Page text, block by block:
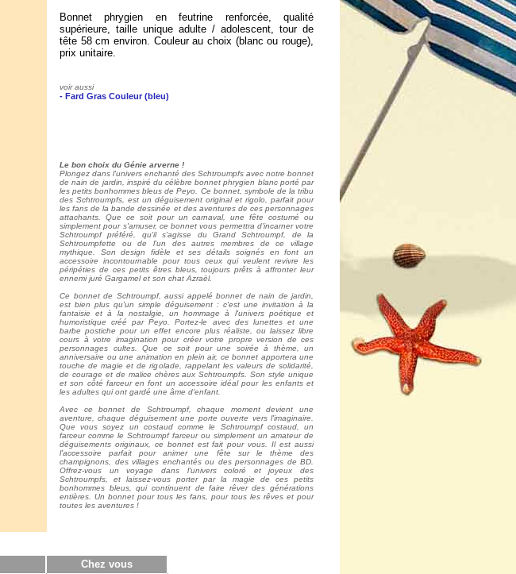
Bonnet phrygien en feutrine renforcée, qualité
supérieure, taille unique adulte / adolescent, tour de
tête 58 cm environ. Couleur au choix (blanc ou rouge),
prix unitaire.
voir aussi
- Fard Gras Couleur (bleu)
Le bon choix du Génie arverne !
Plongez dans l'univers enchanté des Schtroumpfs avec notre bonnet
de nain de jardin, inspiré du célèbre bonnet phrygien blanc porté par
les petits bonhommes bleus de Peyo. Ce bonnet, symbole de la tribu
des Schtroumpfs, est un déguisement original et rigolo, parfait pour
les fans de la bande dessinée et des aventures de ces personnages
attachants. Que ce soit pour un carnaval, une fête costumé ou
simplement pour s'amuser, ce bonnet vous permettra d'incarner votre
Schtroumpf préféré, qu'il s'agisse du Grand Schtroumpf, de la
Schtroumpfette ou de l'un des autres membres de ce village
mythique. Son design fidèle et ses détails soignés en font un
accessoire incontournable pour tous ceux qui veulent revivre les
péripéties de ces petits êtres bleus, toujours prêts à affronter leur
ennemi juré Gargamel et son chat Azraël.
Ce bonnet de Schtroumpf, aussi appelé bonnet de nain de jardin,
est bien plus qu'un simple déguisement : c'est une invitation à la
fantaisie et à la nostalgie, un hommage à l'univers poétique et
humoristique créé par Peyo. Portez-le avec des lunettes et une
barbe postiche pour un effet encore plus réaliste, ou laissez libre
cours à votre imagination pour créer votre propre version de ces
personnages cultes. Que ce soit pour une soirée à thème, un
anniversaire ou une animation en plein air, ce bonnet apportera une
touche de magie et de rigolade, rappelant les valeurs de solidarité,
de courage et de malice chères aux Schtroumpfs. Son style unique
et son côté farceur en font un accessoire idéal pour les enfants et
les adultes qui ont gardé une âme d'enfant.
Avec ce bonnet de Schtroumpf, chaque moment devient une
aventure, chaque déguisement une porte ouverte vers l'imaginaire.
Que vous soyez un costaud comme le Schtroumpf costaud, un
farceur comme le Schtroumpf farceur ou simplement un amateur de
déguisements originaux, ce bonnet est fait pour vous. Il est aussi
l'accessoire parfait pour animer une fête sur le thème des
champignons, des villages enchantés ou des personnages de BD.
Offrez-vous un voyage dans l'univers coloré et joyeux des
Schtroumpfs, et laissez-vous porter par la magie de ces petits
bonhommes bleus, qui continuent de faire rêver des générations
entières. Un bonnet pour tous les fans, pour tous les rêves et pour
toutes les aventures !
Chez vous